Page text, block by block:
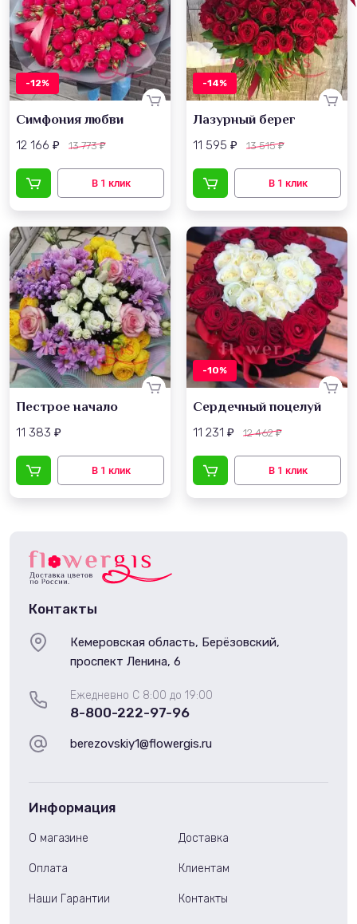
-12%
Симфония любви
12 166 ₽ 13 773₽
-14%
Лазурный берег
11 595 ₽ 13 515₽
Пестрое начало
11 383 ₽
-10%
Сердечный поцелуй
11 231 ₽ 12 462₽
Контакты
Ежедневно С 8:00 до 19:00
8-800-222-97-96
Кемеровская область, Берёзовский,
проспект Ленина, 6
berezovskiy1@flowergis.ru
Информация
О магазине Доставка
Оплата Клиентам
Наши Гарантии Контакты